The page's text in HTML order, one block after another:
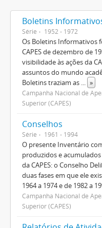
Boletins
Série 1952 - 1972
Os Boletins Informativos
CAPES de dezembro de
visibilidade às ações da
assuntos do mundo
Boletins traziam as ... »
Campanha Nacional de
Superior (CAPES)
Conselhos
Série 1961 - 1994
O presente Inventário
produzidos e
da CAPES: o Conselho
duas fases em que ele
1964 a 1974 e de 1982 a
Campanha Nacional de
Superior (CAPES)